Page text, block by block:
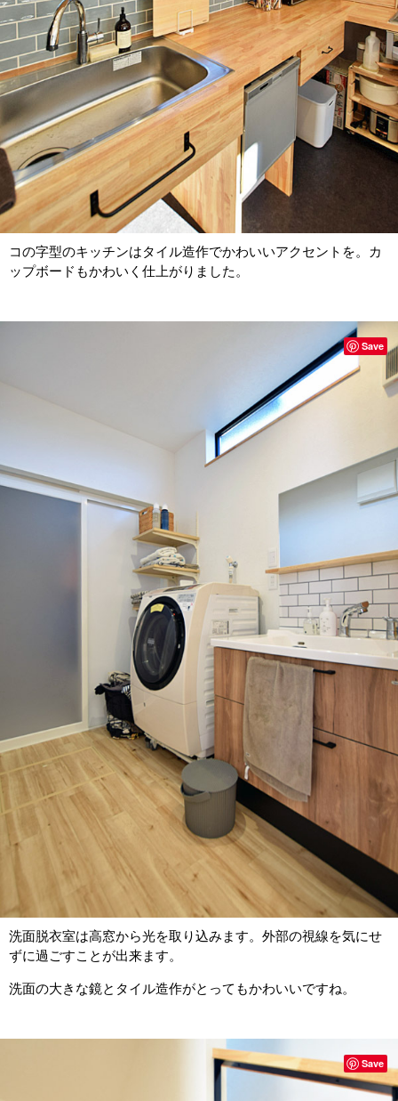
コの字型のキッチンはタイル造作でかわいいアクセントを。カ
ップボードもかわいく仕上がりました。
洗面脱衣室は高窓から光を取り込みます。外部の視線を気にせ
ずに過ごすことが出来ます。
洗面の大きな鏡とタイル造作がとってもかわいいですね。
Save
Save